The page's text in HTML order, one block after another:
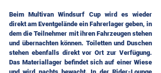
Beim Multivan Windsurf Cup wird es wieder
direkt am Eventgelände ein Fahrerlager geben, in
dem die Teilnehmer mit ihren Fahrzeugen stehen
und übernachten können. Toiletten und Duschen
stehen ebenfalls direkt vor Ort zur Verfügung.
Das Materiallager befindet sich auf einer Wiese